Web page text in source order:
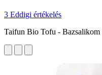
3 Eddigi értékelés
Taifun Bio Tofu - Bazsalikom